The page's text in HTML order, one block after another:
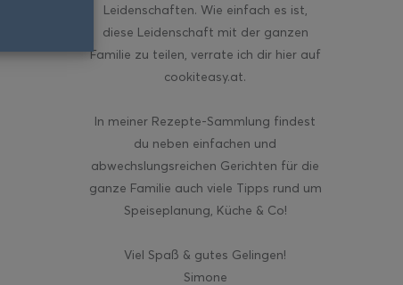
Leidenschaften. Wie einfach es ist,
diese Leidenschaft mit der ganzen
Familie zu teilen, verrate ich dir hier auf
cookiteasy.at.
In meiner Rezepte-Sammlung findest
du neben einfachen und
abwechslungsreichen Gerichten für die
ganze Familie auch viele Tipps rund um
Speiseplanung, Küche & Co!
Viel Spaß & gutes Gelingen!
Simone